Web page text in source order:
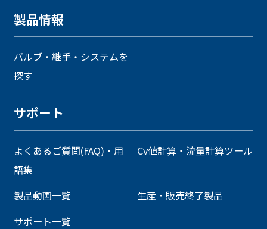
製品情報
バルブ・継手・システムを
探す
サポート
よくあるご質問(FAQ)・用
語集
Cv値計算・流量計算ツール
製品動画一覧
生産・販売終了製品
サポート一覧